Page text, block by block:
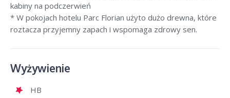
kabiny na podczerwień
* W pokojach hotelu Parc Florian użyto dużo drewna, które
roztacza przyjemny zapach i wspomaga zdrowy sen.
Wyżywienie
HB